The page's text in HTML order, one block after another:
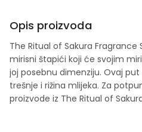
Opis proizvoda
The Ritual of Sakura Fragrance
mirisni štapići koji će svojim
joj posebnu dimenziju. Ovaj
trešnje i rižina mlijeka. Za potpuni užitak koristite i ostale
proizvode iz The Ritual of